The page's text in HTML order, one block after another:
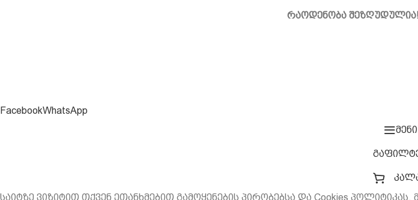
რაოდენობა შეზღუდულია!
FacebookWhatsApp
საიტზე ვიზიტით თქვენ ეთანხმებით გამოყენების პირობებსა და Cookies